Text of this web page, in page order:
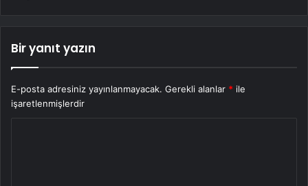
Bir yanıt yazın
E-posta adresiniz yayınlanmayacak. Gerekli alanlar * ile
işaretlenmişlerdir